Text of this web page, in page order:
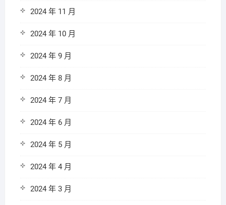
2024 年 11 月
2024 年 10 月
2024 年 9 月
2024 年 8 月
2024 年 7 月
2024 年 6 月
2024 年 5 月
2024 年 4 月
2024 年 3 月